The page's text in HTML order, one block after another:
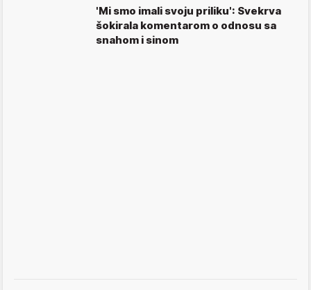
'Mi smo imali svoju priliku': Svekrva
šokirala komentarom o odnosu sa
snahom i sinom